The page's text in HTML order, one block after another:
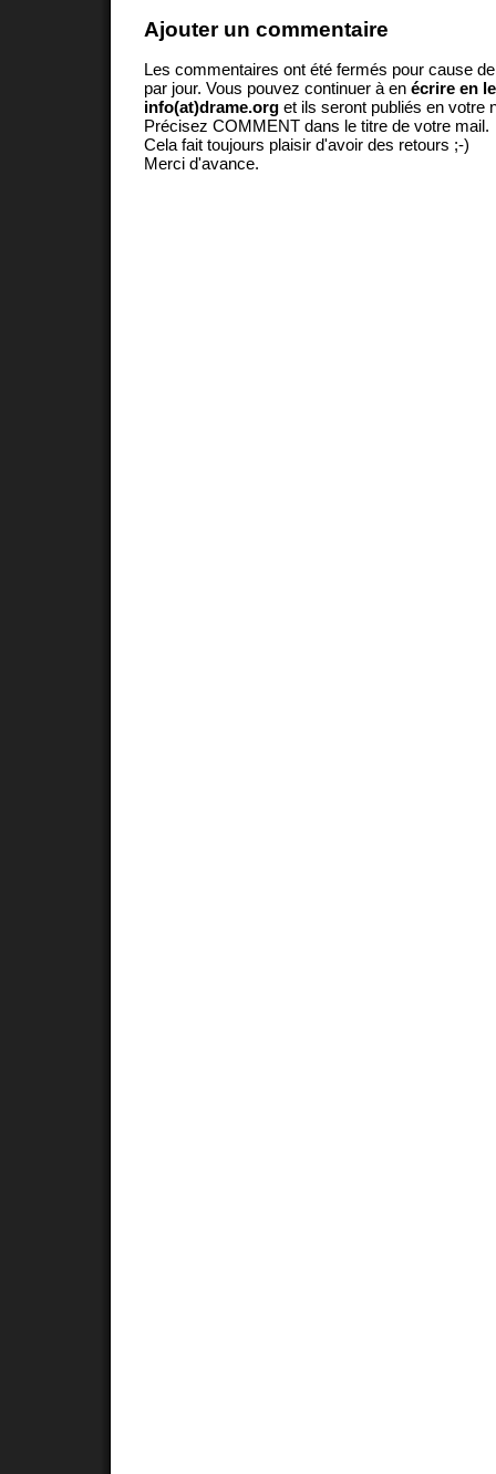
Ajouter un commentaire
Les commentaires ont été fermés pour cause
par jour. Vous pouvez continuer à en écrire en
info(at)drame.org et ils seront publiés en votre
Précisez COMMENT dans le titre de votre mail.
Cela fait toujours plaisir d'avoir des retours ;-)
Merci d'avance.